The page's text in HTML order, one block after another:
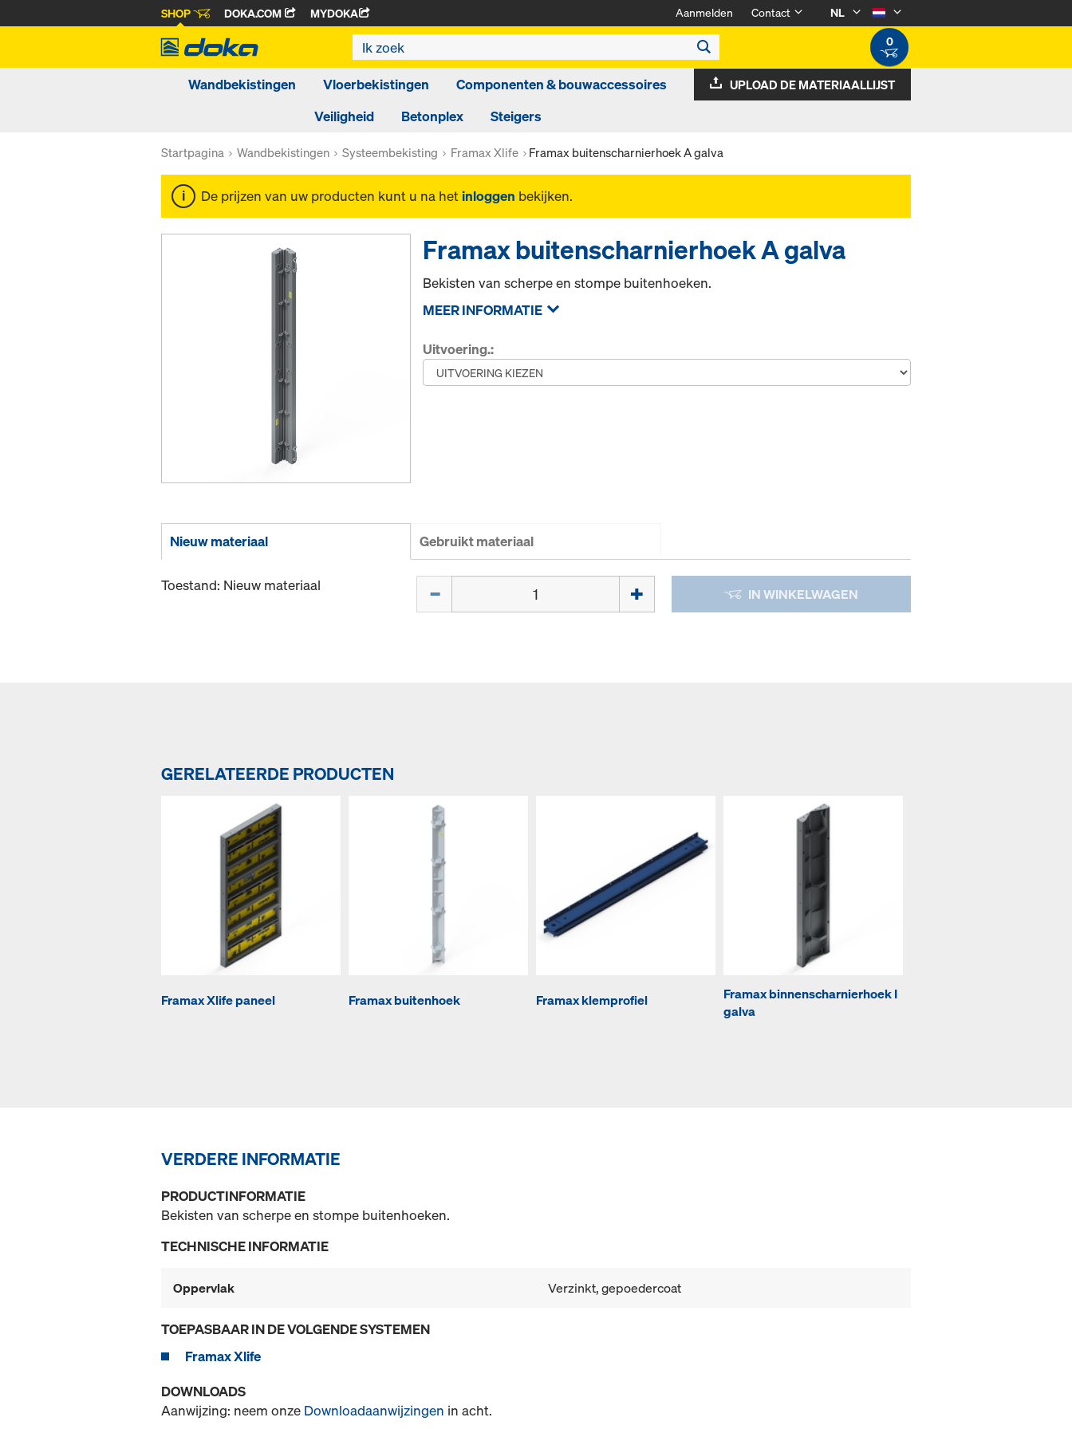
SHOP DOKA.COM MYDOKA Aanmelden Contact
NL
0
Wandbekistingen Vloerbekistingen
Componenten & bouwaccessoires
Veiligheid
Betonplex Steigers
UPLOAD DE MATERIAALLIJST
Startpagina Wandbekistingen Systeembekisting Framax Xlife Framax buitenscharnierhoek A galva
De prijzen van uw producten kunt u na het inloggen bekijken.
Framax buitenscharnierhoek A galva
Bekisten van scherpe en stompe buitenhoeken.
MEER INFORMATIE
Uitvoering.:
Nieuw materiaal Gebruikt materiaal
Toestand: Nieuw materiaal IN WINKELWAGEN
GERELATEERDE PRODUCTEN
Framax Xlife paneel Framax buitenhoek Framax klemprofiel
Framax binnenscharnierhoek I
galva
VERDERE INFORMATIE
PRODUCTINFORMATIE
Bekisten van scherpe en stompe buitenhoeken.
TECHNISCHE INFORMATIE
Oppervlak Verzinkt, gepoedercoat
TOEPASBAAR IN DE VOLGENDE SYSTEMEN
Framax Xlife
DOWNLOADS
Aanwijzing: neem onze Downloadaanwijzingen in acht.